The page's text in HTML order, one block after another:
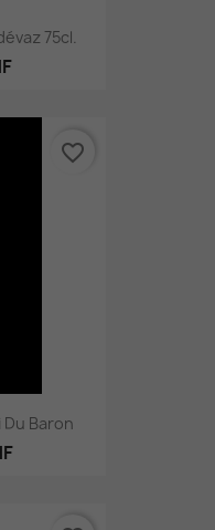
75cl.
Du Baron
favorite_border